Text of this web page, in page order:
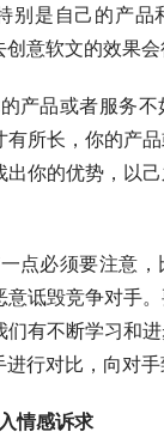
别是自己的产品
意软文的效果会
有所长，你的产
出你的优势，以
意诋毁竞争对手
们有不断学习和
行对比，向对手
感诉求